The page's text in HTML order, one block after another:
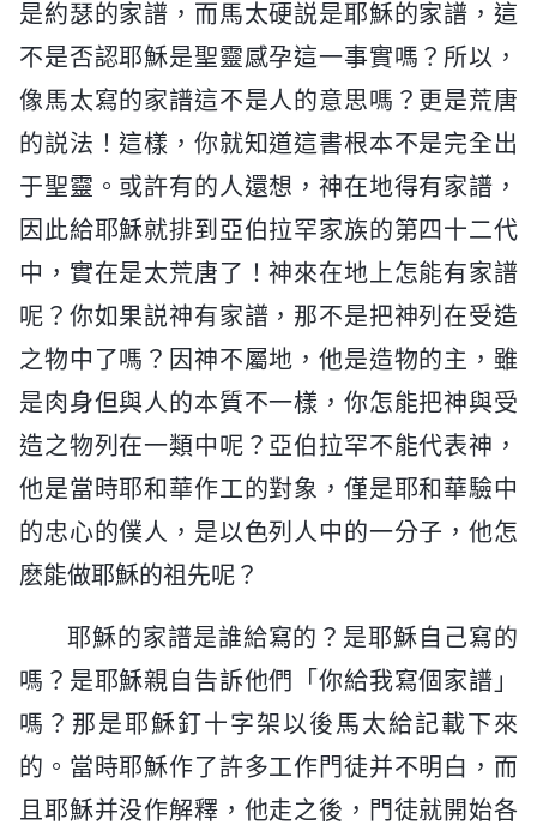
是約瑟的家譜，而馬太硬説是耶穌的家譜，這
不是否認耶穌是聖靈感孕這一事實嗎？所以，
像馬太寫的家譜這不是人的意思嗎？更是荒唐
的説法！這樣，你就知道這書根本不是完全出
于聖靈。或許有的人還想，神在地得有家譜，
因此給耶穌就排到亞伯拉罕家族的第四十二代
中，實在是太荒唐了！神來在地上怎能有家譜
呢？你如果説神有家譜，那不是把神列在受造
之物中了嗎？因神不屬地，他是造物的主，雖
是肉身但與人的本質不一樣，你怎能把神與受
造之物列在一類中呢？亞伯拉罕不能代表神，
他是當時耶和華作工的對象，僅是耶和華驗中
的忠心的僕人，是以色列人中的一分子，他怎
麽能做耶穌的祖先呢？
耶穌的家譜是誰給寫的？是耶穌自己寫的
嗎？是耶穌親自告訴他們「你給我寫個家譜」
嗎？那是耶穌釘十字架以後馬太給記載下來
的。當時耶穌作了許多工作門徒并不明白，而
且耶穌并没作解釋，他走之後，門徒就開始各